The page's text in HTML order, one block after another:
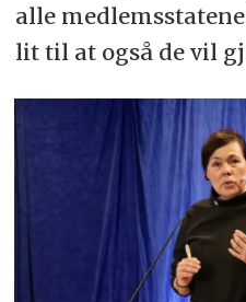
alle
lit til at også de vil